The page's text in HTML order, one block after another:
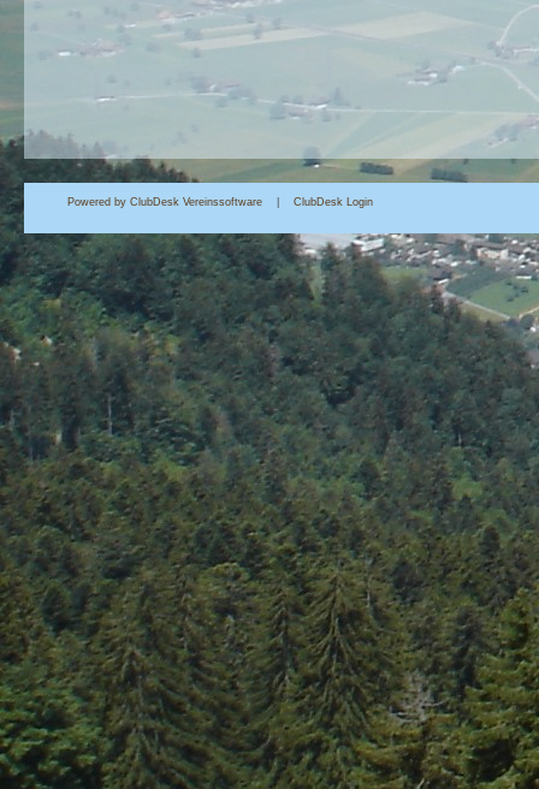
Powered by ClubDesk Vereinssoftware |